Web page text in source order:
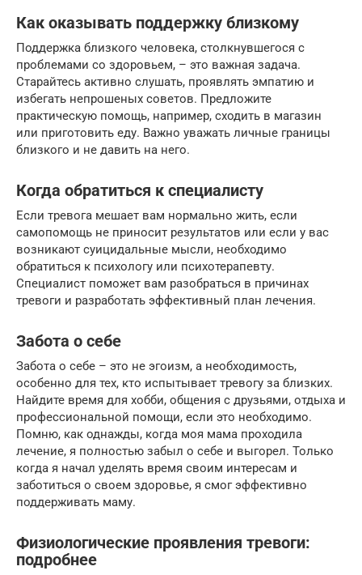
Как оказывать поддержку близкому
Поддержка близкого человека, столкнувшегося с
проблемами со здоровьем, – это важная задача.
Старайтесь активно слушать, проявлять эмпатию и
избегать непрошеных советов. Предложите
практическую помощь, например, сходить в магазин
или приготовить еду. Важно уважать личные границы
близкого и не давить на него.
Когда обратиться к специалисту
Если тревога мешает вам нормально жить, если
самопомощь не приносит результатов или если у вас
возникают суицидальные мысли, необходимо
обратиться к психологу или психотерапевту.
Специалист поможет вам разобраться в причинах
тревоги и разработать эффективный план лечения.
Забота о себе
Забота о себе – это не эгоизм, а необходимость,
особенно для тех, кто испытывает тревогу за близких.
Найдите время для хобби, общения с друзьями, отдыха и
профессиональной помощи, если это необходимо.
Помню, как однажды, когда моя мама проходила
лечение, я полностью забыл о себе и выгорел. Только
когда я начал уделять время своим интересам и
заботиться о своем здоровье, я смог эффективно
поддерживать маму.
Физиологические проявления тревоги:
подробнее